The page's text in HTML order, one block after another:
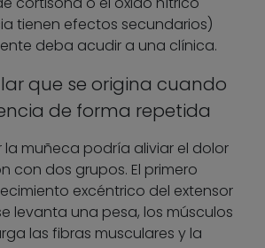
tienen efectos secundarios)
deba acudir a una clínica.
que se origina cuando
de forma repetida
muñeca podría aliviar el dolor
con dos grupos. El primero
excéntrico del extensor
levanta una pesa, los músculos
las fibras musculares y la